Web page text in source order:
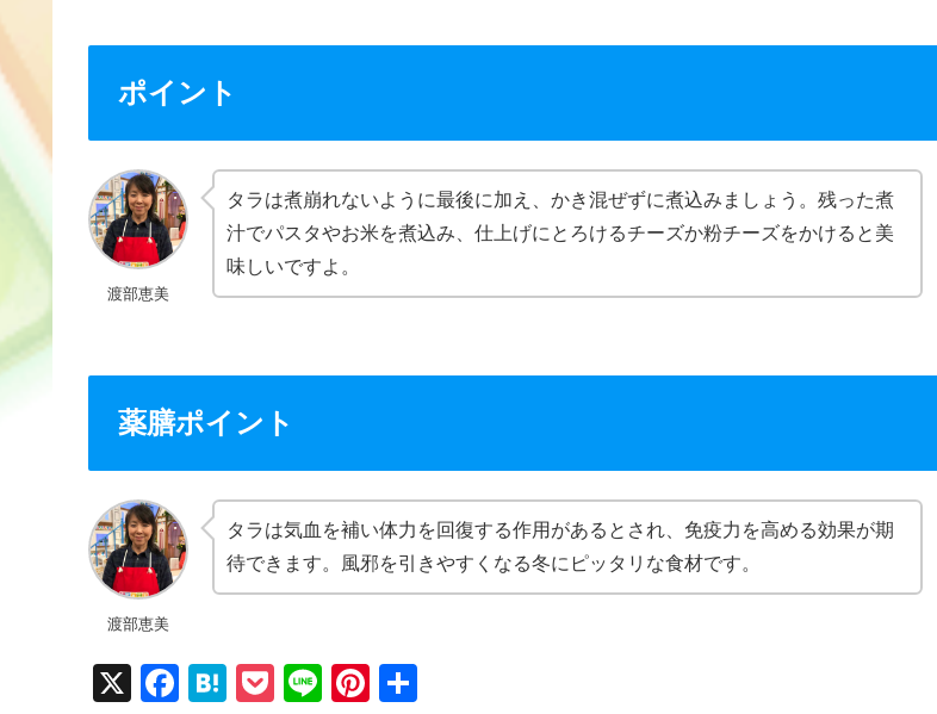
ポイント
渡部恵美
タラは煮崩れないように最後に加え、かき混ぜずに煮込みましょう。残った煮
汁でパスタやお米を煮込み、仕上げにとろけるチーズか粉チーズをかけると美
味しいですよ。
薬膳ポイント
渡部恵美
タラは気血を補い体力を回復する作用があるとされ、免疫力を高める効果が期
待できます。風邪を引きやすくなる冬にピッタリな食材です。
X
F
H
P
Li
Pi